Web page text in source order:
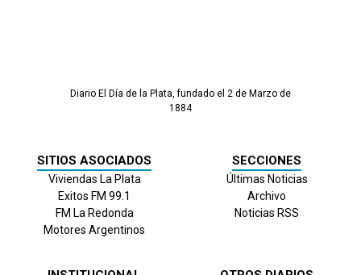
Diario El Día de la Plata, fundado el 2 de Marzo de
1884
SITIOS ASOCIADOS
Viviendas La Plata
Exitos FM 99.1
FM La Redonda
Motores Argentinos
SECCIONES
Últimas Noticias
Archivo
Noticias RSS